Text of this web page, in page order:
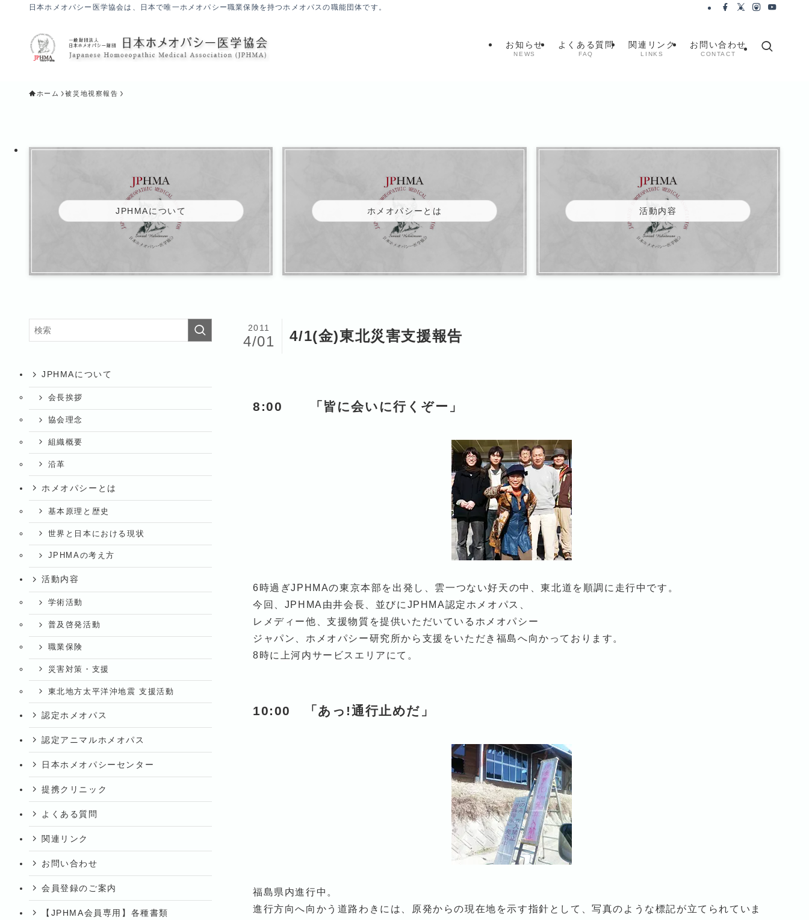
日本ホメオパシー医学協会は、日本で唯一ホメオパシー職業保険を持つホメオパスの職能団体です。
お知らせ
NEWS
よくある質問
FAQ
関連リンク
LINKS
お問い合わせ
CONTACT
ホーム 被災地視察報告
JPHMAについて ホメオパシーとは 活動内容
4/1(金)東北災害支援報告
2011
4/01
8:00 「皆に会いに行くぞー」
6時過ぎJPHMAの東京本部を出発し、雲一つない好天の中、東北道を順調に走行中です。
今回、JPHMA由井会長、並びにJPHMA認定ホメオパス、
レメディー他、支援物質を提供いただいているホメオパシー
ジャパン、ホメオパシー研究所から支援をいただき福島へ向かっております。
8時に上河内サービスエリアにて。
10:00 「あっ!通行止めだ」
福島県内進行中。
進行方向へ向かう道路わきには、原発からの現在地を示す指針として、写真のような標記が立てられていま
JPHMAについて
会長挨拶
協会理念
組織概要
沿革
ホメオパシーとは
基本原理と歴史
世界と日本における現状
JPHMAの考え方
活動内容
学術活動
普及啓発活動
職業保険
災害対策・支援
東北地方太平洋沖地震 支援活動
認定ホメオパス
認定アニマルホメオパス
日本ホメオパシーセンター
提携クリニック
よくある質問
関連リンク
お問い合わせ
会員登録のご案内
【JPHMA会員専用】各種書類